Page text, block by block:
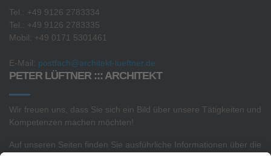
Tel.: +49 9126 2783334
Tel.: +49 9126 2783335
Mobil: +49 0171 5301461
E-Mail: postfach@architekt-lueftner.de
PETER LÜFTNER ::: ARCHITEKT
Wir freuen uns, dass Sie sich ein Bild über unsere Tätigkeiten und
Kompetenzen machen möchten!
Auf unseren Seiten finden Sie ausführliche Informationen über die